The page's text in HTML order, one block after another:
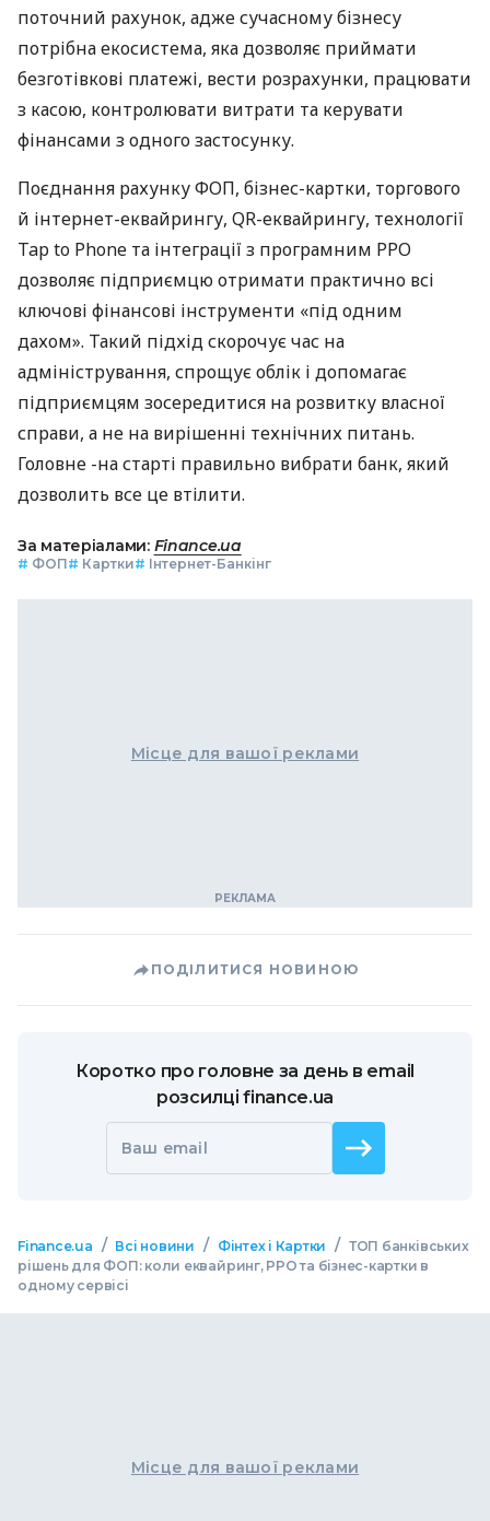
поточний рахунок, адже сучасному бізнесу
потрібна екосистема, яка дозволяє приймати
безготівкові платежі, вести розрахунки, працювати
з касою, контролювати витрати та керувати
фінансами з одного застосунку.
Поєднання рахунку ФОП, бізнес-картки, торгового
й інтернет-еквайрингу, QR-еквайрингу, технології
Tap to Phone та інтеграції з програмним РРО
дозволяє підприємцю отримати практично всі
ключові фінансові інструменти «під одним
дахом». Такий підхід скорочує час на
адміністрування, спрощує облік і допомагає
підприємцям зосередитися на розвитку власної
справи, а не на вирішенні технічних питань.
Головне -на старті правильно вибрати банк, який
дозволить все це втілити.
За матеріалами: Finance.ua
# ФОП# Картки# Інтернет-Банкінг
Місце для вашої реклами
ПОДІЛИТИСЯ НОВИНОЮ
Коротко про головне за день в email
розсилці finance.ua
Ваш email
Finance.ua / Всі новини / Фінтех і Картки / ТОП банківських
рішень для ФОП: коли еквайринг, РРО та бізнес-картки в
одному сервісі
Місце для вашої реклами